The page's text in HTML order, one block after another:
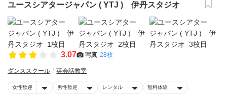
ユースシアタージャパン ( YTJ ) 伊丹スタジオ
3.07 写真 28枚
ダンススクール 英会話教室
女性歓迎 男性歓迎 レンタル 無料体験